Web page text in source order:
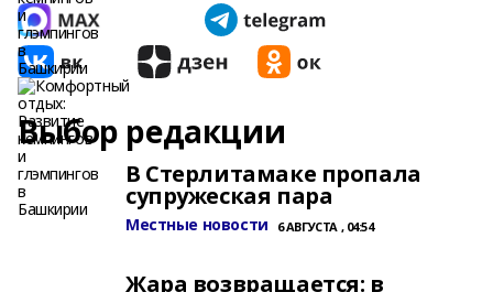
Выбор редакции
В Стерлитамаке пропала
супружеская пара
Местные новости 6 АВГУСТА , 04:54
Жара возвращается: в